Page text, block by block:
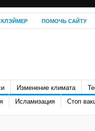
ПОМОЧЬ САЙТУ
Изменение климата
Исламизация Стоп